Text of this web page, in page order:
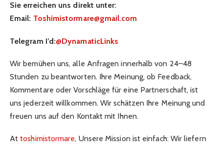
Sie erreichen uns direkt unter:
Email: Toshimistormare@gmail.com
Telegram I’d:@DynamaticLinks
Wir bemühen uns, alle Anfragen innerhalb von 24–48
Stunden zu beantworten. Ihre Meinung, ob Feedback,
Kommentare oder Vorschläge für eine Partnerschaft, ist
uns jederzeit willkommen. Wir schätzen Ihre Meinung und
freuen uns auf den Kontakt mit Ihnen.
Attoshimistormare, Unsere Mission ist einfach: Wir liefern